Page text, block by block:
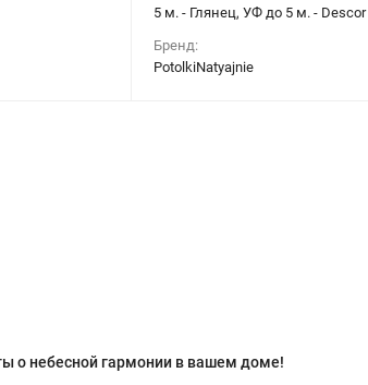
5 м. - Глянец, УФ до 5 м. - Descor
Бренд:
PotolkiNatyajnie
о небесной гармонии в вашем доме!